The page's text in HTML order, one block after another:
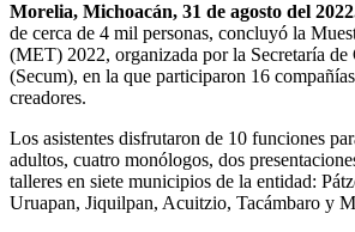
Morelia, Michoacán, 31 de agosto del
de cerca de 4 mil personas, concluyó la
(MET) 2022, organizada por la Secretaría de
(Secum), en la que participaron 16
creadores.
Los asistentes disfrutaron de 10 funciones
adultos, cuatro monólogos, dos
talleres en siete municipios de la entidad:
Uruapan, Jiquilpan, Acuitzio, Tacámbaro y